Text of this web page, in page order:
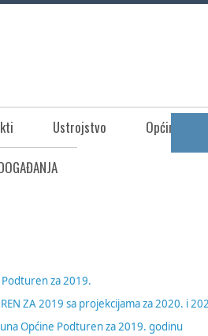
Ustrojstvo Općina
za 2019.
ZA 2019 sa projekcijama za 2020. i
Općine Podturen za 2019. godinu